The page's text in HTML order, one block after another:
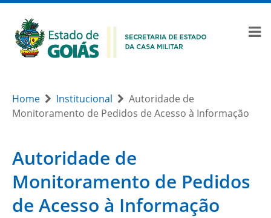
Home Institucional
Autoridade de
Monitoramento de Pedidos de Acesso à Informação
Autoridade de
Monitoramento de Pedidos
de Acesso à Informação